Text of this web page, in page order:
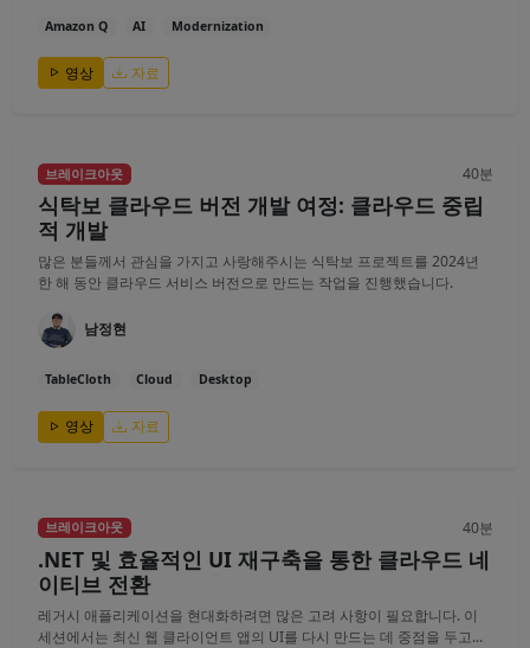
Amazon Q AI Modernization
영상 자료
브레이크아웃 40분
식탁보 클라우드 버전 개발 여정: 클라우드 중립
적 개발
많은 분들께서 관심을 가지고 사랑해주시는 식탁보 프로젝트를 2024년
한 해 동안 클라우드 서비스 버전으로 만드는 작업을 진행했습니다.
남정현
TableCloth Cloud Desktop
영상 자료
브레이크아웃 40분
.NET 및 효율적인 UI 재구축을 통한 클라우드 네
이티브 전환
레거시 애플리케이션을 현대화하려면 많은 고려 사항이 필요합니다. 이
세션에서는 최신 웹 클라이언트 앱의 UI를 다시 만드는 데 중점을 두고...